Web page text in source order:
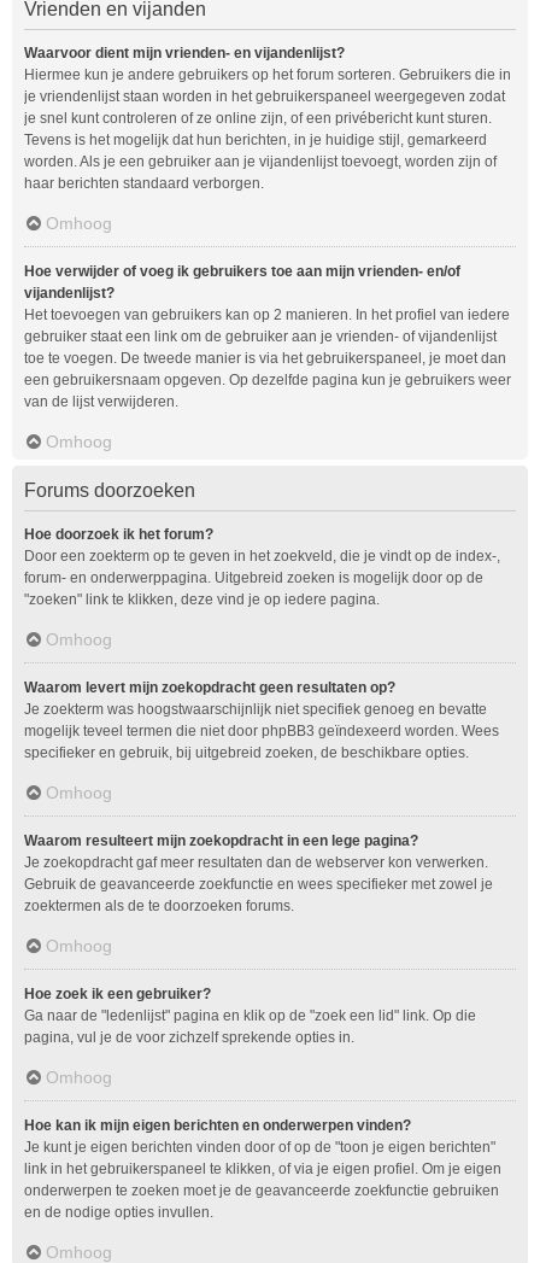
Vrienden en vijanden
Waarvoor dient mijn vrienden- en vijandenlijst?
Hiermee kun je andere gebruikers op het forum sorteren. Gebruikers die in
je vriendenlijst staan worden in het gebruikerspaneel weergegeven zodat
je snel kunt controleren of ze online zijn, of een privébericht kunt sturen.
Tevens is het mogelijk dat hun berichten, in je huidige stijl, gemarkeerd
worden. Als je een gebruiker aan je vijandenlijst toevoegt, worden zijn of
haar berichten standaard verborgen.
Omhoog
Hoe verwijder of voeg ik gebruikers toe aan mijn vrienden- en/of
vijandenlijst?
Het toevoegen van gebruikers kan op 2 manieren. In het profiel van iedere
gebruiker staat een link om de gebruiker aan je vrienden- of vijandenlijst
toe te voegen. De tweede manier is via het gebruikerspaneel, je moet dan
een gebruikersnaam opgeven. Op dezelfde pagina kun je gebruikers weer
van de lijst verwijderen.
Omhoog
Forums doorzoeken
Hoe doorzoek ik het forum?
Door een zoekterm op te geven in het zoekveld, die je vindt op de index-,
forum- en onderwerppagina. Uitgebreid zoeken is mogelijk door op de
"zoeken" link te klikken, deze vind je op iedere pagina.
Omhoog
Waarom levert mijn zoekopdracht geen resultaten op?
Je zoekterm was hoogstwaarschijnlijk niet specifiek genoeg en bevatte
mogelijk teveel termen die niet door phpBB3 geïndexeerd worden. Wees
specifieker en gebruik, bij uitgebreid zoeken, de beschikbare opties.
Omhoog
Waarom resulteert mijn zoekopdracht in een lege pagina?
Je zoekopdracht gaf meer resultaten dan de webserver kon verwerken.
Gebruik de geavanceerde zoekfunctie en wees specifieker met zowel je
zoektermen als de te doorzoeken forums.
Omhoog
Hoe zoek ik een gebruiker?
Ga naar de "ledenlijst" pagina en klik op de "zoek een lid" link. Op die
pagina, vul je de voor zichzelf sprekende opties in.
Omhoog
Hoe kan ik mijn eigen berichten en onderwerpen vinden?
Je kunt je eigen berichten vinden door of op de "toon je eigen berichten"
link in het gebruikerspaneel te klikken, of via je eigen profiel. Om je eigen
onderwerpen te zoeken moet je de geavanceerde zoekfunctie gebruiken
en de nodige opties invullen.
Omhoog